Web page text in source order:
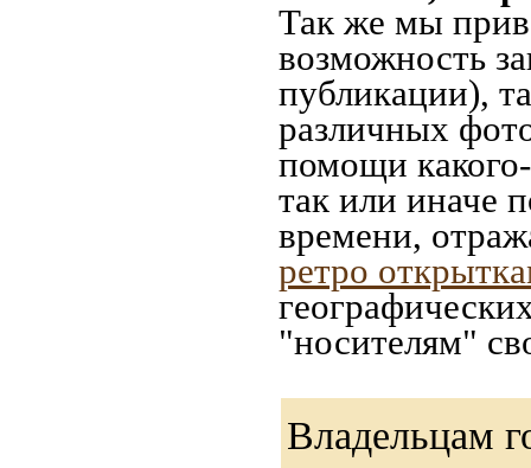
Так же мы
возможность
публикации),
различных
помощи
так или иначе
времени,
ретро
"носителям"
Владельцам